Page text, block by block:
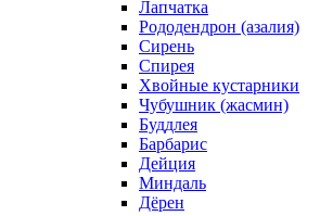
Лапчатка
Рододендрон (азалия)
Сирень
Спирея
Хвойные кустарники
Чубушник (жасмин)
Буддлея
Барбарис
Дейция
Миндаль
Дёрен